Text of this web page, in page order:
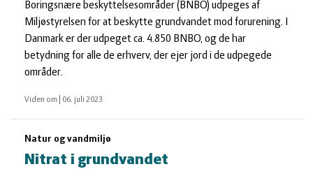
Boringsnære beskyttelsesområder (BNBO) udpeges af
Miljøstyrelsen for at beskytte grundvandet mod forurening. I
Danmark er der udpeget ca. 4.850 BNBO, og de har
betydning for alle de erhverv, der ejer jord i de udpegede
områder.
Viden om 06. juli 2023
Natur og vandmiljø
Nitrat i grundvandet